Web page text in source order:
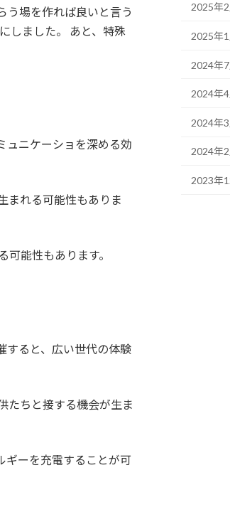
う場を作れば良いと言う
しました。 あと、特殊
ュニケーショを深める効
まれる可能性もありま
能性もあります。
すると、広い世代の体験
たちと接する機会が生ま
ギーを充電することが可
2025年2
2025年
2024年
2024年
2024年
2024年2
2023年